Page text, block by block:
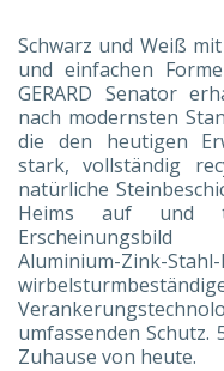
Schwarz und Weiß
und einfachen
GERARD Senator
nach modernsten
die den heutigen
stark, vollständig
natürliche
Heims auf und
Erscheinungsbild
Aluminium-
umfassenden Schutz.
Zuhause von heute.